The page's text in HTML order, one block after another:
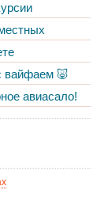
вайфаем 🐷
авиасало!